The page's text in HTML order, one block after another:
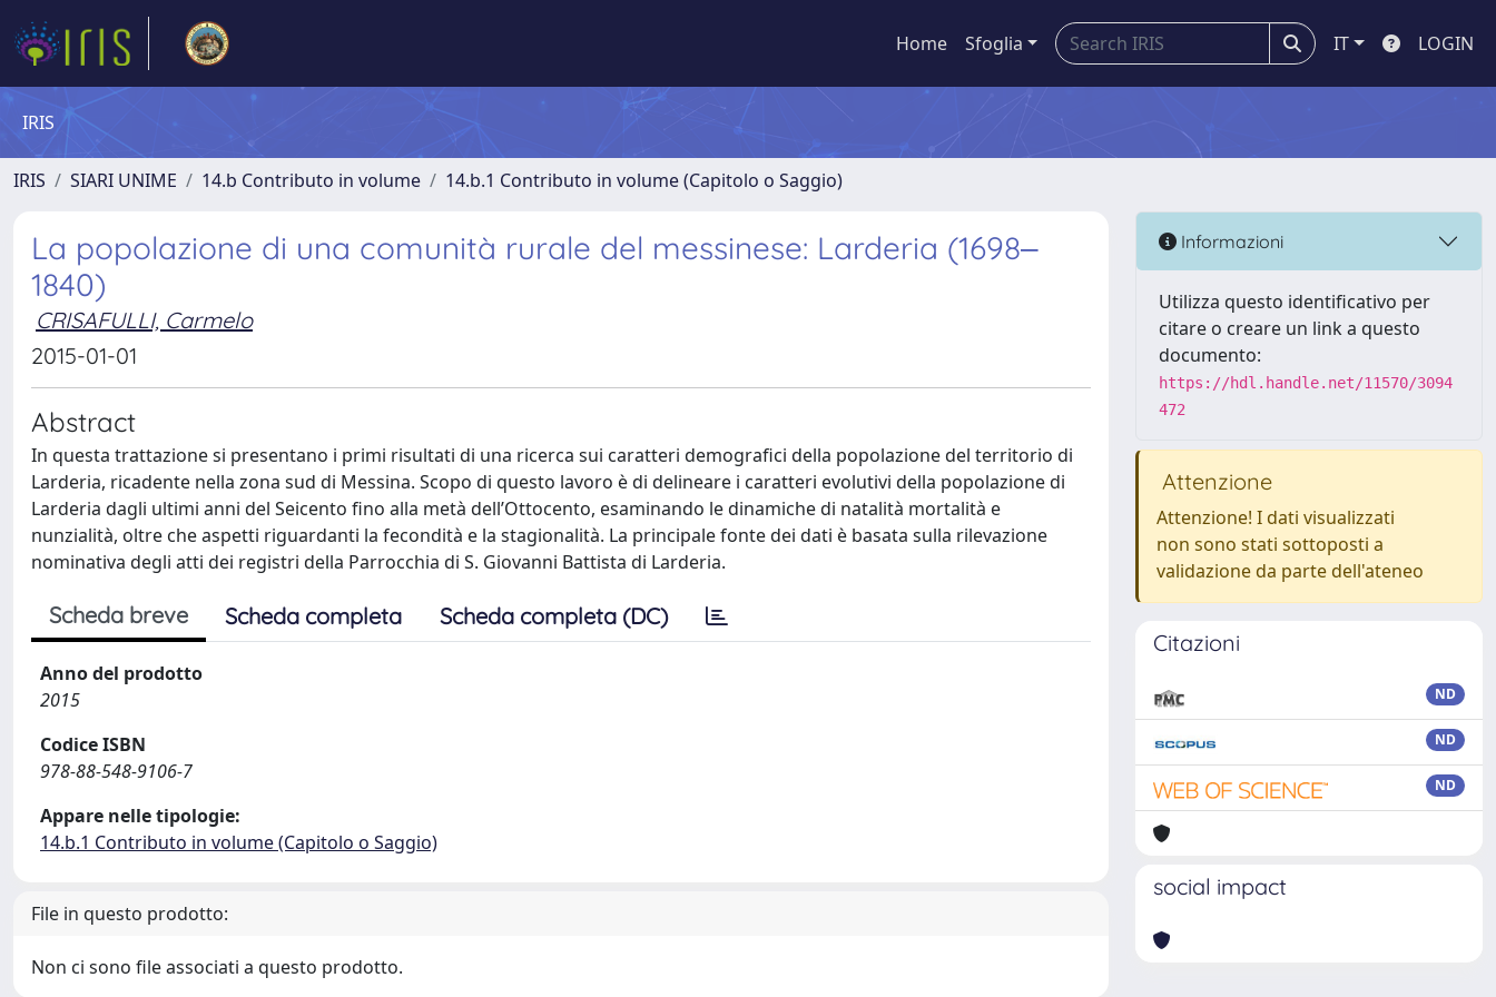
Home Sfoglia IT LOGIN
IRIS
IRIS SIARI UNIME 14.b Contributo in volume 14.b.1 Contributo in volume (Capitolo o Saggio)
La popolazione di una comunità rurale del messinese: Larderia (1698‒
1840)
CRISAFULLI, Carmelo
2015-01-01
Abstract
In questa trattazione si presentano i primi risultati di una ricerca sui caratteri demografici della popolazione del territorio di
Larderia, ricadente nella zona sud di Messina. Scopo di questo lavoro è di delineare i caratteri evolutivi della popolazione di
Larderia dagli ultimi anni del Seicento fino alla metà dell’Ottocento, esaminando le dinamiche di natalità mortalità e
nunzialità, oltre che aspetti riguardanti la fecondità e la stagionalità. La principale fonte dei dati è basata sulla rilevazione
nominativa degli atti dei registri della Parrocchia di S. Giovanni Battista di Larderia.
Scheda breve Scheda completa Scheda completa (DC)
Anno del prodotto
2015
Codice ISBN
978-88-548-9106-7
Appare nelle tipologie:
14.b.1 Contributo in volume (Capitolo o Saggio)
File in questo prodotto:
Non ci sono file associati a questo prodotto.
Informazioni
Utilizza questo identificativo per
citare o creare un link a questo
documento:
https://hdl.handle.net/11570/3094
472
Attenzione
Attenzione! I dati visualizzati
non sono stati sottoposti a
validazione da parte dell'ateneo
Citazioni
ND
ND
ND
social impact